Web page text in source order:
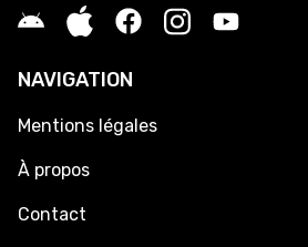
NAVIGATION
Mentions légales
À propos
Contact